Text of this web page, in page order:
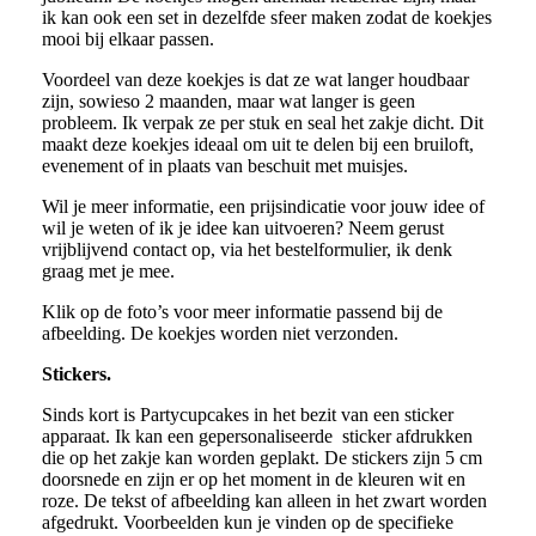
ik kan ook een set in dezelfde sfeer maken zodat de koekjes
mooi bij elkaar passen.
Voordeel van deze koekjes is dat ze wat langer houdbaar
zijn, sowieso 2 maanden, maar wat langer is geen
probleem. Ik verpak ze per stuk en seal het zakje dicht. Dit
maakt deze koekjes ideaal om uit te delen bij een bruiloft,
evenement of in plaats van beschuit met muisjes.
Wil je meer informatie, een prijsindicatie voor jouw idee of
wil je weten of ik je idee kan uitvoeren? Neem gerust
vrijblijvend contact op, via het bestelformulier, ik denk
graag met je mee.
Klik op de foto’s voor meer informatie passend bij de
afbeelding. De koekjes worden niet verzonden.
Stickers.
Sinds kort is Partycupcakes in het bezit van een sticker
apparaat. Ik kan een gepersonaliseerde sticker afdrukken
die op het zakje kan worden geplakt. De stickers zijn 5 cm
doorsnede en zijn er op het moment in de kleuren wit en
roze. De tekst of afbeelding kan alleen in het zwart worden
afgedrukt. Voorbeelden kun je vinden op de specifieke